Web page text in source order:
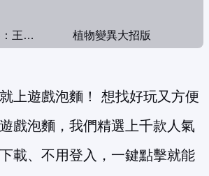
寶可夢世界：王者對決 植物變異大招版
上遊戲泡麵！ 想找好玩又方便
戲泡麵，我們精選上千款人氣
載、不用登入，一鍵點擊就能